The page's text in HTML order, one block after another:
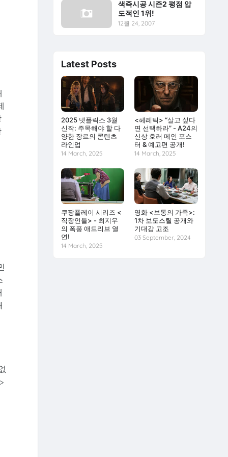
색즉시공 시즌2 평점 압
도적인 1위!
12월 24, 2007
Latest Posts
2025 넷플릭스 3월
신작: 주목해야 할 다
양한 장르의 콘텐츠
라인업
14 March, 2025
<헤레틱> “살고 싶다
면 선택하라” - A24의
신상 호러 메인 포스
터 & 예고편 공개!
14 March, 2025
쿠팡플레이 시리즈 <
직장인들> - 최지우
의 폭풍 애드리브 열
연!
14 March, 2025
영화 <보통의 가족>:
1차 보도스틸 공개와
기대감 고조
03 September, 2024